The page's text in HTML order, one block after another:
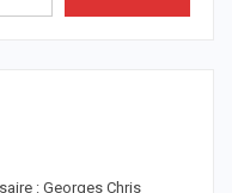
: Georges Chris